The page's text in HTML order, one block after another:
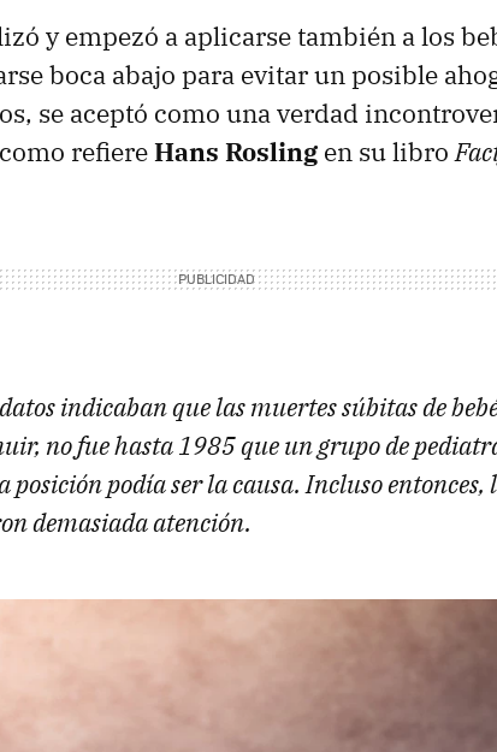
y empezó a aplicarse también a los
boca abajo para evitar un posible
se aceptó como una verdad
refiereHans Rosling en su libro
indicaban que las muertes súbitas de
no fue hasta 1985 que un grupo de
posición podía ser la causa. Incluso entonces,
demasiada atención.